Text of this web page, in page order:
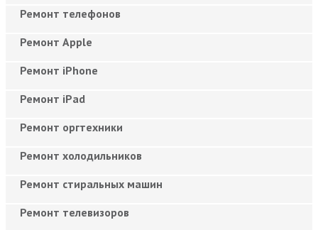
Ремонт телефонов
Ремонт Apple
Ремонт iPhone
Ремонт iPad
Ремонт оргтехники
Ремонт холодильников
Ремонт стиральных машин
Ремонт телевизоров